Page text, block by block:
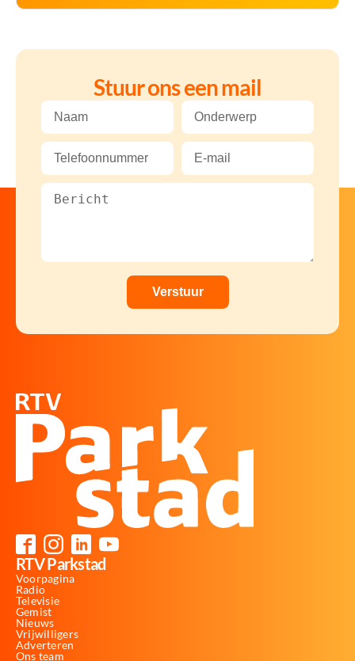
Stuur ons een mail
RTV Parkstad
Voorpagina
Radio
Televisie
Gemist
Nieuws
Vrijwilligers
Adverteren
Ons team